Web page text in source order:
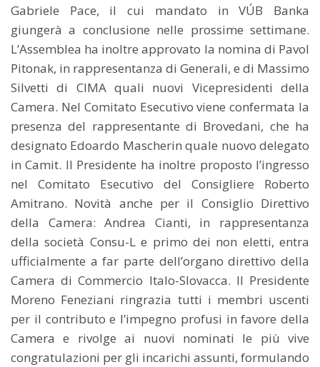
Gabriele Pace, il cui mandato in VÚB Banka
giungerà a conclusione nelle prossime settimane.
L’Assemblea ha inoltre approvato la nomina di Pavol
Pitonak, in rappresentanza di Generali, e di Massimo
Silvetti di CIMA quali nuovi Vicepresidenti della
Camera. Nel Comitato Esecutivo viene confermata la
presenza del rappresentante di Brovedani, che ha
designato Edoardo Mascherin quale nuovo delegato
in Camit. Il Presidente ha inoltre proposto l’ingresso
nel Comitato Esecutivo del Consigliere Roberto
Amitrano. Novità anche per il Consiglio Direttivo
della Camera: Andrea Cianti, in rappresentanza
della società Consu-L e primo dei non eletti, entra
ufficialmente a far parte dell’organo direttivo della
Camera di Commercio Italo-Slovacca. Il Presidente
Moreno Feneziani ringrazia tutti i membri uscenti
per il contributo e l’impegno profusi in favore della
Camera e rivolge ai nuovi nominati le più vive
congratulazioni per gli incarichi assunti, formulando